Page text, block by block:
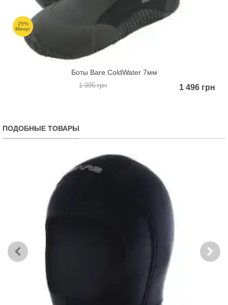
25%
Минус
Боты Bare ColdWater 7мм
1 496 грн
1 995 грн
ПОДОБНЫЕ ТОВАРЫ